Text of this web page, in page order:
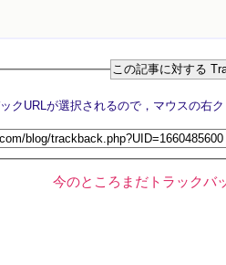
この記事に対する
今のところまだトラックバ